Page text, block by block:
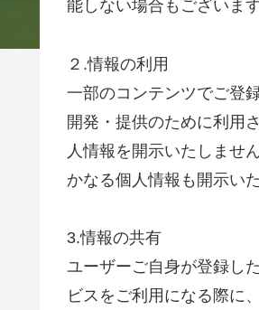
能しない場合もございま
２.情報の利用
一部のコンテンツでご登
開発・提供のために利用
人情報を開示いたしませ
かなる個人情報も開示い
3.情報の共有
ユーザーご自身が登録し
ビスをご利用になる際に